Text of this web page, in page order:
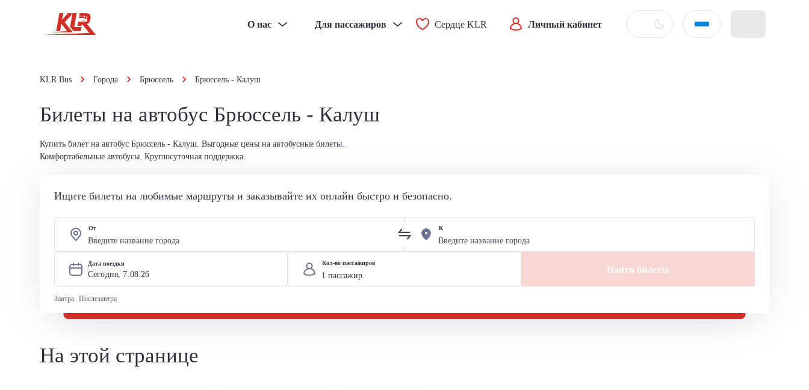
О нас Для пассажиров Сердце KLR Личный кабинет
KLR Bus Города Брюссель Брюссель - Калуш
Билеты на автобус Брюссель - Калуш
Купить билет на автобус Брюссель - Калуш. Выгодные цены на автобусные билеты.
Комфортабельные автобусы. Круглосуточная поддержка.
Ищите билеты на любимые маршруты и заказывайте их онлайн быстро и безопасно.
От К
Дата поездки
Сегодня, 7.08.26
Завтра Послезавтра
Кол-во пассажиров
Найти билеты
На этой странице